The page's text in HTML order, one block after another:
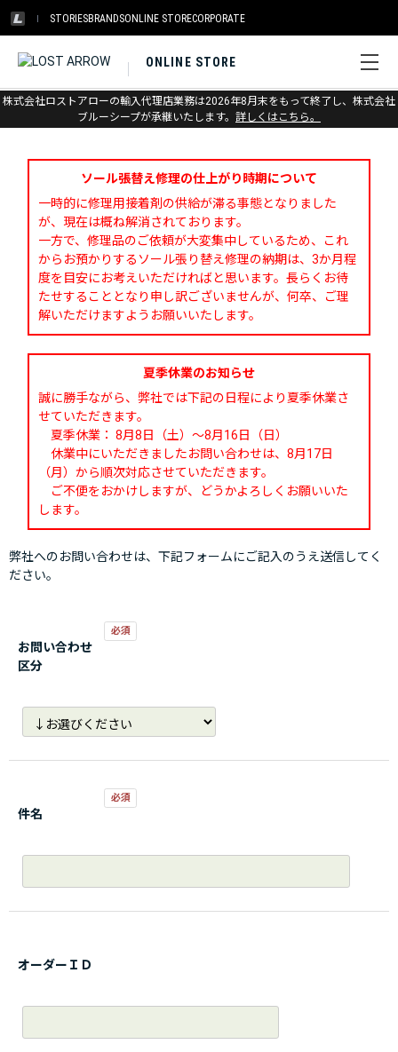
STORIESBRANDSONLINE STORECORPORATE
ONLINE STORE
株式会社ロストアローの輸入代理店業務は2026年8月末をもって終了し、株式会社
ブルーシープが承継いたします。 詳しくはこちら。
お問い合わせ
ソール張替え修理の仕上がり時期について
一時的に修理用接着剤の供給が滞る事態となりました
が、現在は概ね解消されております。
一方で、修理品のご依頼が大変集中しているため、これ
からお預かりするソール張り替え修理の納期は、3か月程
度を目安にお考えいただければと思います。長らくお待
たせすることとなり申し訳ございませんが、何卒、ご理
解いただけますようお願いいたします。
夏季休業のお知らせ
誠に勝手ながら、弊社では下記の日程により夏季休業さ
せていただきます。
夏季休業： 8月8日（土）～8月16日（日）
休業中にいただきましたお問い合わせは、8月17日
（月）から順次対応させていただきます。
ご不便をおかけしますが、どうかよろしくお願いいた
します。
弊社へのお問い合わせは、下記フォームにご記入のうえ送信してく
ださい。
お問い合わせ
区分
件名
オーダーＩＤ